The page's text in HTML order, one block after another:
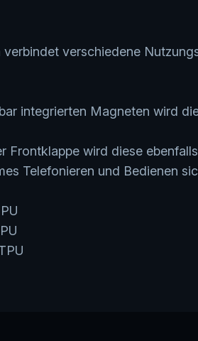
verschiedene
integrierten Magneten wird
Frontklappe wird diese
Telefonieren und Bedienen